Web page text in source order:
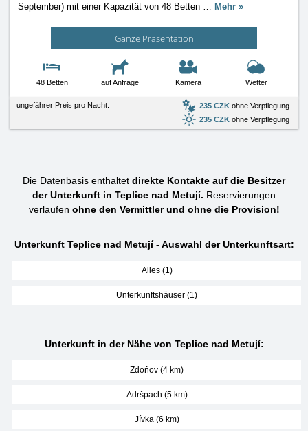
September) mit einer Kapazität von 48 Betten … Mehr »
Ganze Präsentation
48 Betten auf Anfrage Kamera Wetter
ungefährer Preis pro Nacht: 235 CZK ohne Verpflegung
235 CZK ohne Verpflegung
Die Datenbasis enthaltet direkte Kontakte auf die Besitzer
der Unterkunft in Teplice nad Metují. Reservierungen
verlaufen ohne den Vermittler und ohne die Provision!
Unterkunft Teplice nad Metují - Auswahl der Unterkunftsart:
Alles (1)
Unterkunftshäuser (1)
Unterkunft in der Nähe von Teplice nad Metují:
Zdoňov (4 km)
Adršpach (5 km)
Jívka (6 km)